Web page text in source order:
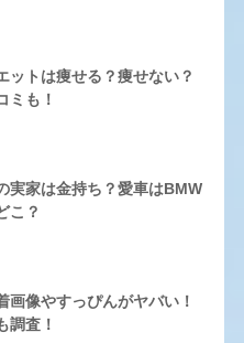
ットは痩せる？痩せない？
ミも！
実家は金持ち？愛車はBMW
こ？
画像やすっぴんがヤバい！
調査！